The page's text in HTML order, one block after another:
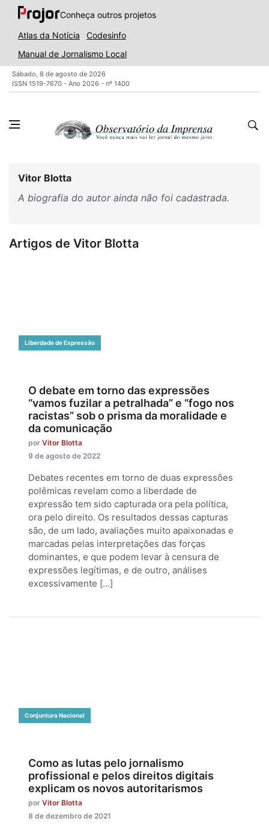
Conheça outros projetos
Atlas da Notícia
Codesinfo
Manual de Jornalismo Local
Sábado, 8 de agosto de 2026
ISSN 1519-7670 - Ano 2026 - nº 1400
Vitor Blotta
A biografia do autor ainda não foi cadastrada.
Artigos de Vitor Blotta
Liberdade de Expressão
O debate em torno das expressões
“vamos fuzilar a petralhada” e “fogo nos
racistas” sob o prisma da moralidade e
da comunicação
por Vitor Blotta
9 de agosto de 2022
Debates recentes em torno de duas expressões
polêmicas revelam como a liberdade de
expressão tem sido capturada ora pela política,
ora pelo direito. Os resultados dessas capturas
são, de um lado, avaliações muito apaixonadas e
marcadas pelas interpretações das forças
dominantes, e que podem levar à censura de
expressões legítimas, e de outro, análises
excessivamente […]
Conjuntura Nacional
Como as lutas pelo jornalismo
profissional e pelos direitos digitais
explicam os novos autoritarismos
por Vitor Blotta
8 de dezembro de 2021